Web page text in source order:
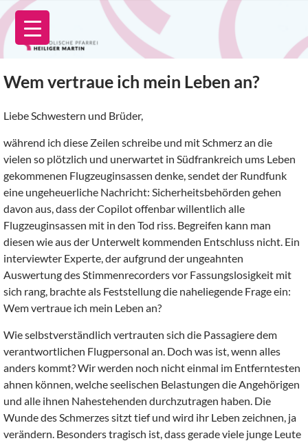
Zum
Inhalt
springen
Wem vertraue ich mein Leben an?
Liebe Schwestern und Brüder,
während ich diese Zeilen schreibe und mit Schmerz an die
vielen so plötzlich und unerwartet in Südfrankreich ums Leben
gekommenen Flugzeuginsassen denke, sendet der Rundfunk
eine ungeheuerliche Nachricht: Sicherheitsbehörden gehen
davon aus, dass der Copilot offenbar willentlich alle
Flugzeuginsassen mit in den Tod riss. Begreifen kann man
diesen wie aus der Unterwelt kommenden Entschluss nicht. Ein
interviewter Experte, der aufgrund der ungeahnten
Auswertung des Stimmenrecorders vor Fassungslosigkeit mit
sich rang, brachte als Feststellung die naheliegende Frage ein:
Wem vertraue ich mein Leben an?
Wie selbstverständlich vertrauten sich die Passagiere dem
verantwortlichen Flugpersonal an. Doch was ist, wenn alles
anders kommt? Wir werden noch nicht einmal im Entferntesten
ahnen können, welche seelischen Belastungen die Angehörigen
und alle ihnen Nahestehenden durchzutragen haben. Die
Wunde des Schmerzes sitzt tief und wird ihr Leben zeichnen, ja
verändern. Besonders tragisch ist, dass gerade viele junge Leute